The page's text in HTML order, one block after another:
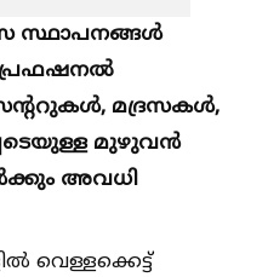
സ്ഥാപനങ്ങള്‍
പ്രഫഷനല്‍
മദ്രസകള്‍,
മുഴുവൻ
അവധി
വെള്ളക്കെട്ട്